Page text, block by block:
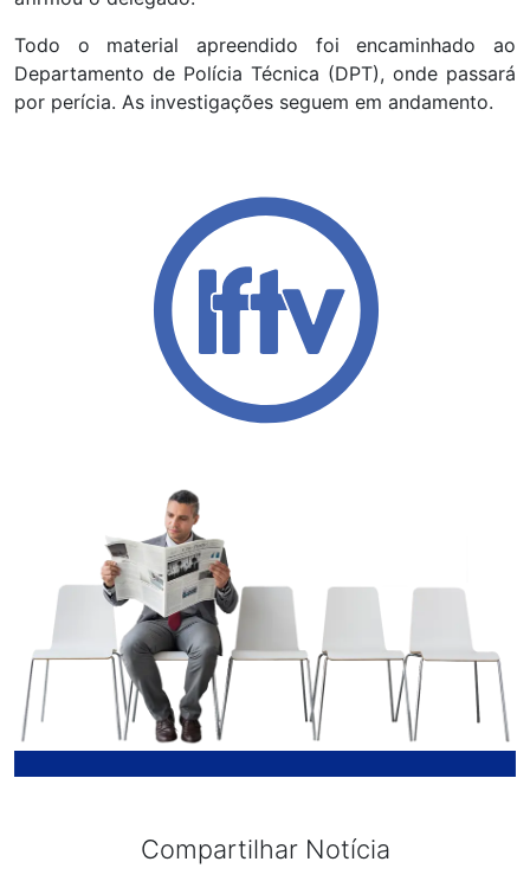
Todo o material apreendido foi encaminhado ao
Departamento de Polícia Técnica (DPT), onde passará
por perícia. As investigações seguem em andamento.
Compartilhar Notícia